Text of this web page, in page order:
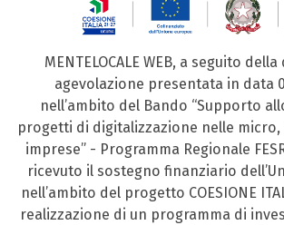
MENTELOCALE WEB, a seguito
agevolazione presentata in data
nell’ambito del Bando “Supporto
progetti di digitalizzazione nelle micro,
imprese” - Programma Regionale
ricevuto il sostegno finanziario
nell’ambito del progetto COESIONE
realizzazione di un programma di